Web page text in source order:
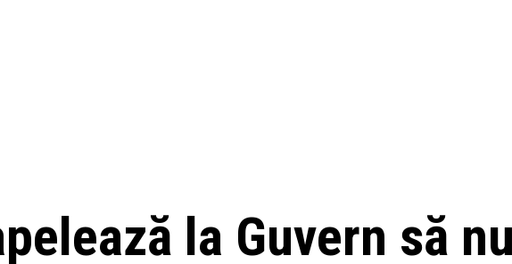
la Guvern să